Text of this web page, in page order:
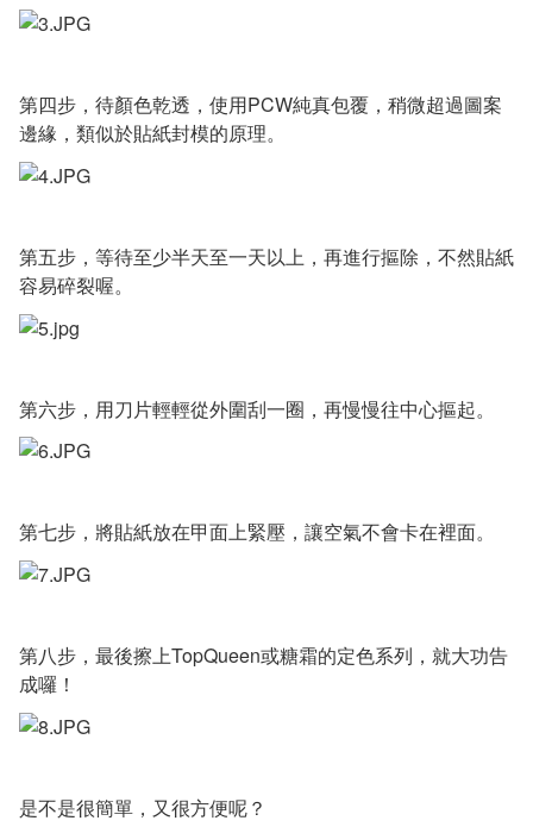
第四步，待顏色乾透，使用PCW純真包覆，稍微超過圖案
邊緣，類似於貼紙封模的原理。
第五步，等待至少半天至一天以上，再進行摳除，不然貼紙
容易碎裂喔。
第六步，用刀片輕輕從外圍刮一圈，再慢慢往中心摳起。
第七步，將貼紙放在甲面上緊壓，讓空氣不會卡在裡面。
第八步，最後擦上TopQueen或糖霜的定色系列，就大功告
成囉！
是不是很簡單，又很方便呢？